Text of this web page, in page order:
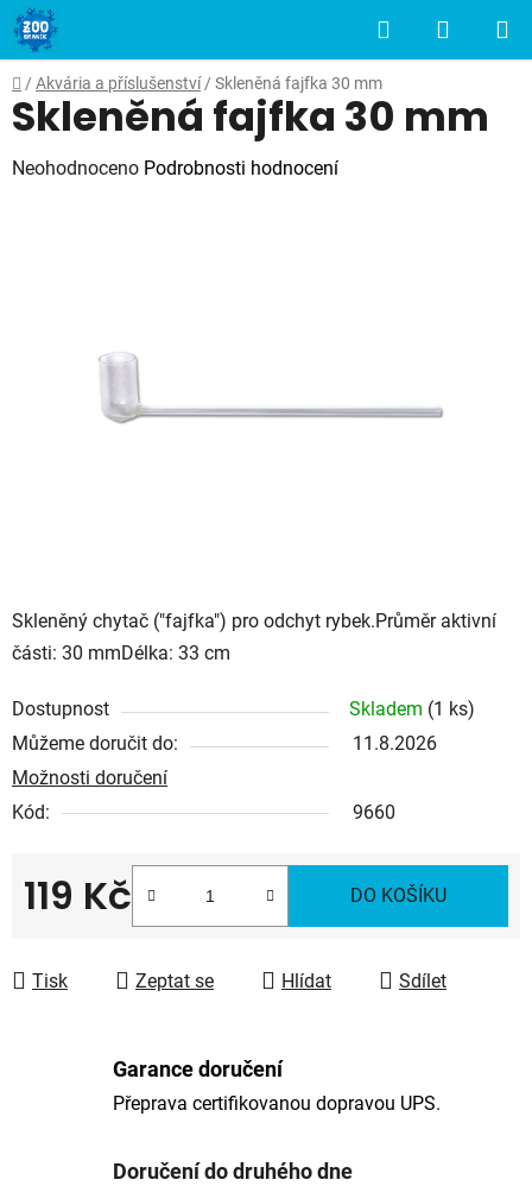
Přejít
na
obsah
Hledat
KOŠÍK
Domů
/ Akvária a příslušenství / Skleněná fajfka 30 mm
Skleněný chytač ("fajfka") pro odchyt rybek.Průměr aktivní
části: 30 mmDélka: 33 cm
Dostupnost Skladem (1 ks)
Můžeme doručit do:
11.8.2026
Možnosti doručení
Kód:
9660
119 Kč DO KOŠÍKU
Tisk Zeptat se Hlídat Sdílet
Skleněná fajfka 30 mm
Průměrné
Neohodnoceno Podrobnosti hodnocení
Garance doručení
Přeprava certifikovanou dopravou UPS.
Doručení do druhého dne